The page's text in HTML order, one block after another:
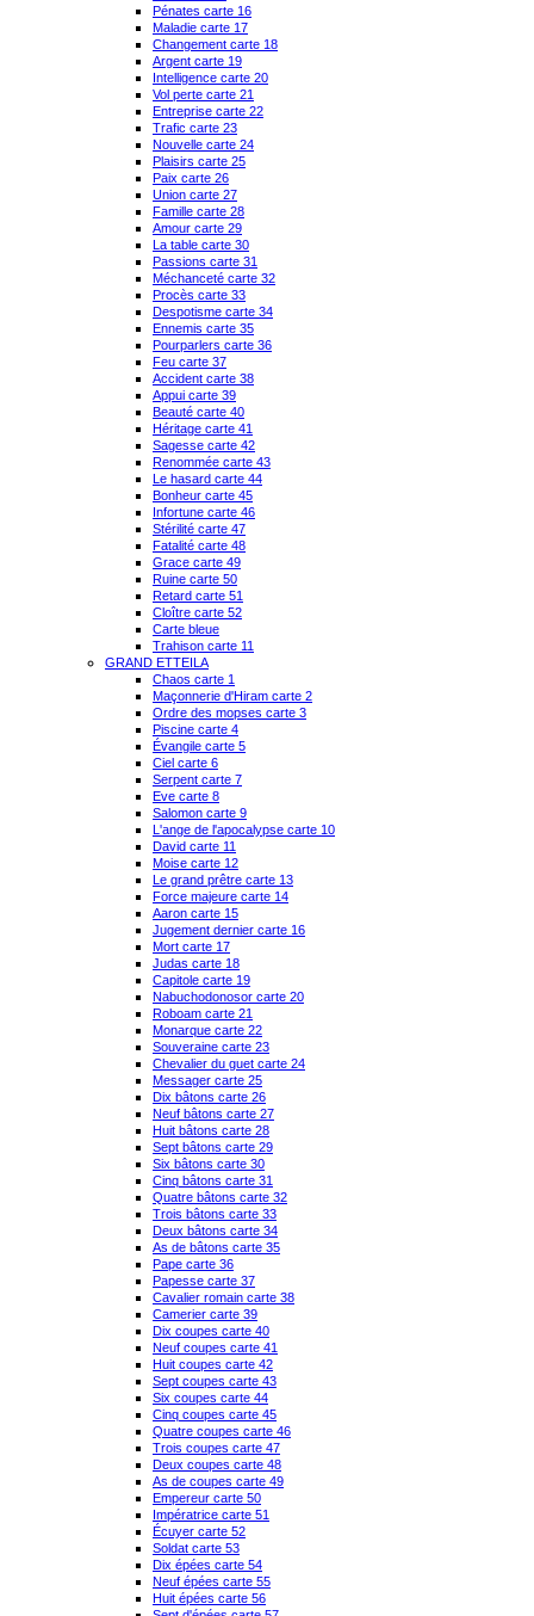
Pénates carte 16
Maladie carte 17
Changement carte 18
Argent carte 19
Intelligence carte 20
Vol perte carte 21
Entreprise carte 22
Trafic carte 23
Nouvelle carte 24
Plaisirs carte 25
Paix carte 26
Union carte 27
Famille carte 28
Amour carte 29
La table carte 30
Passions carte 31
Méchanceté carte 32
Procès carte 33
Despotisme carte 34
Ennemis carte 35
Pourparlers carte 36
Feu carte 37
Accident carte 38
Appui carte 39
Beauté carte 40
Héritage carte 41
Sagesse carte 42
Renommée carte 43
Le hasard carte 44
Bonheur carte 45
Infortune carte 46
Stérilité carte 47
Fatalité carte 48
Grace carte 49
Ruine carte 50
Retard carte 51
Cloître carte 52
Carte bleue
Trahison carte 11
GRAND ETTEILA
Chaos carte 1
Maçonnerie d'Hiram carte 2
Ordre des mopses carte 3
Piscine carte 4
Évangile carte 5
Ciel carte 6
Serpent carte 7
Eve carte 8
Salomon carte 9
L'ange de l'apocalypse carte 10
David carte 11
Moise carte 12
Le grand prêtre carte 13
Force majeure carte 14
Aaron carte 15
Jugement dernier carte 16
Mort carte 17
Judas carte 18
Capitole carte 19
Nabuchodonosor carte 20
Roboam carte 21
Monarque carte 22
Souveraine carte 23
Chevalier du guet carte 24
Messager carte 25
Dix bâtons carte 26
Neuf bâtons carte 27
Huit bâtons carte 28
Sept bâtons carte 29
Six bâtons carte 30
Cinq bâtons carte 31
Quatre bâtons carte 32
Trois bâtons carte 33
Deux bâtons carte 34
As de bâtons carte 35
Pape carte 36
Papesse carte 37
Cavalier romain carte 38
Camerier carte 39
Dix coupes carte 40
Neuf coupes carte 41
Huit coupes carte 42
Sept coupes carte 43
Six coupes carte 44
Cinq coupes carte 45
Quatre coupes carte 46
Trois coupes carte 47
Deux coupes carte 48
As de coupes carte 49
Empereur carte 50
Impératrice carte 51
Écuyer carte 52
Soldat carte 53
Dix épées carte 54
Neuf épées carte 55
Huit épées carte 56